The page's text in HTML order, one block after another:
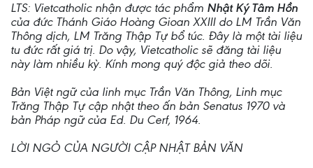
LTS: Vietcatholic nhận được tác phẩm Nhật Ký Tâm Hồn
của đức Thánh Giáo Hoàng Gioan XXIII do LM Trần Văn
Thông dịch, LM Trăng Thập Tự bổ túc. Đây là một tài liệu
tu đức rất giá trị. Do vậy, Vietcatholic sẽ đăng tài liệu
này làm nhiều kỳ. Kính mong quý độc giả theo dõi.
Bản Việt ngữ của linh mục Trần Văn Thông, Linh mục
Trăng Thập Tự cập nhật theo ấn bản Senatus 1970 và
bản Pháp ngữ của Ed. Du Cerf, 1964.
LỜI NGỎ CỦA NGƯỜI CẬP NHẬT BẢN VĂN